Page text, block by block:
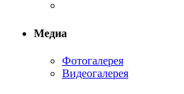
Медиа
Фотогалерея
Видеогалерея